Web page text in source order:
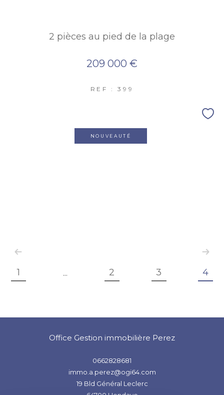
2 pièces au pied de la plage
209 000 €
REF : 399
NOUVEAUTÉ
1 ... 2 3 4
Office Gestion immobilière Perez
0662828681
immo.a.perez@ogi64.com
19 Bld Général Leclerc